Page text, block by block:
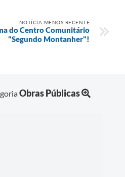
NOTÍCIA MENOS RECENTE
do Centro Comunitário
"Segundo Montanher"!
Obras Públicas